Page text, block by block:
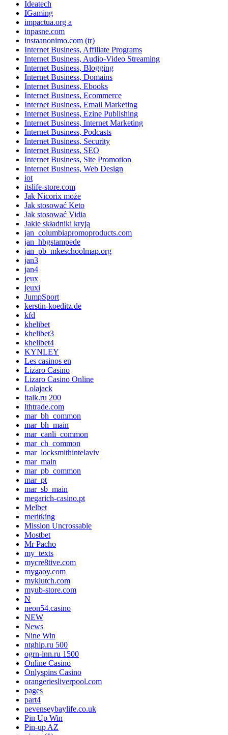
Ideatech
IGaming
impactua.org a
inpasne.com
instaanonimo.com (tr)
Internet Business, Affiliate Programs
Internet Business, Audio-Video Streaming
Internet Business, Blogging
Internet Business, Domains
Internet Business, Ebooks
Internet Business, Ecommerce
Internet Business, Email Marketing
Internet Business, Ezine Publishing
Internet Business, Internet Marketing
Internet Business, Podcasts
Internet Business, Security
Internet Business, SEO
Internet Business, Site Promotion
Internet Business, Web Design
iot
itslife-store.com
Jak Nicorix może
Jak stosować Keto
Jak stosować Vidia
Jakie składniki kryją
jan_columbiapromoproducts.com
jan_hbgstampede
jan_pb_mkeschoolmap.org
jan3
jan4
jeux
jeuxi
JumpSport
kerstin-koeditz.de
kfd
khelibet
khelibet3
khelibet4
KYNLEY
Les casinos en
Lizaro Casino
Lizaro Casino Online
Lolajack
ltalk.ru 200
lthtrade.com
mar_bh_common
mar_bh_main
mar_canli_common
mar_ch_common
mar_locksmithintelaviv
mar_main
mar_pb_common
mar_pt
mar_sb_main
megarich-casino.pt
Melbet
meritking
Mission Uncrossable
Mostbet
Mr Pacho
my_texts
mycre8tive.com
mygaoy.com
myklutch.com
myub-store.com
N
neon54.casino
NEW
News
Nine Win
ntghip.ru 500
ogrn-inn.ru 1500
Online Casino
Onlyspins Casino
orangeriesliverpool.com
pages
part4
pevenseybaylife.co.uk
Pin Up Win
Pin-up AZ